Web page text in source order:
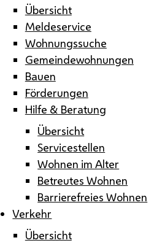
Übersicht
Meldeservice
Wohnungssuche
Gemeindewohnungen
Bauen
Förderungen
Hilfe & Beratung
Übersicht
Servicestellen
Wohnen im Alter
Betreutes Wohnen
Barrierefreies Wohnen
Verkehr
Übersicht